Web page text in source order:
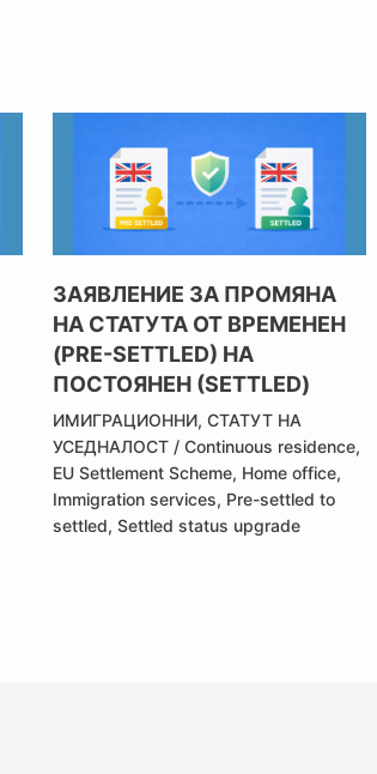
ЗАЯВЛЕНИЕ ЗА ПРОМЯНА
НА СТАТУТА ОТ ВРЕМЕНЕН
(PRE-SETTLED) НА
ПОСТОЯНЕН (SETTLED)
ИМИГРАЦИОННИ,СТАТУТ НА
УСЕДНАЛОСТ /Continuous residence,
EU Settlement Scheme, Home office,
Immigration services, Pre-settled to
settled,Settled status upgrade